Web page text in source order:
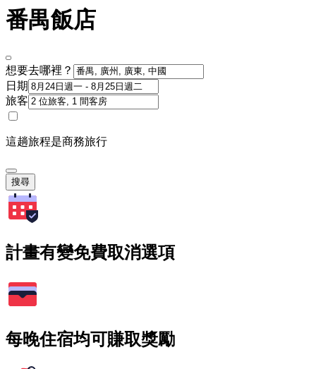
番禺飯店
想要去哪裡？
日期
旅客
這趟旅程是商務旅行
搜尋
計畫有變免費取消選項
每晚住宿均可賺取獎勵